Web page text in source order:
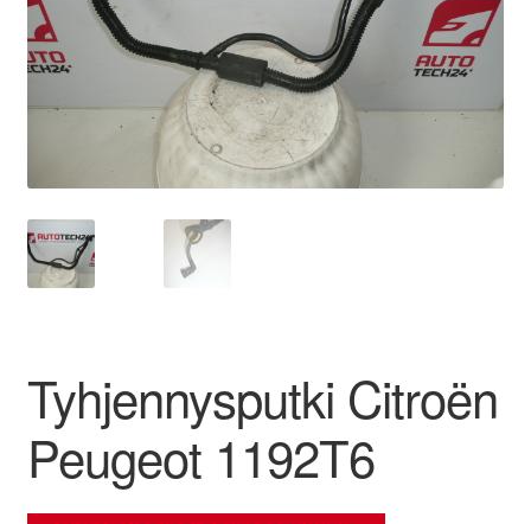
Meistä
Ota yhteyttä
Reklamaatiomenettely
Tarkista
Valitukset
Tyhjennysputki Citroën
Peugeot 1192T6